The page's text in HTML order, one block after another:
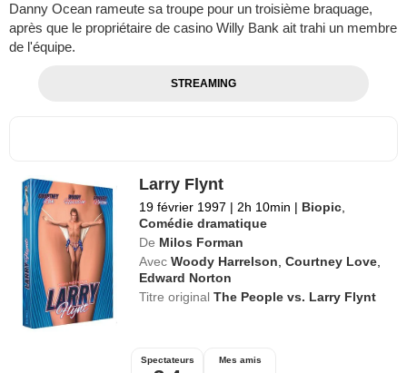
Danny Ocean rameute sa troupe pour un troisième braquage,
après que le propriétaire de casino Willy Bank ait trahi un membre
de l'équipe.
STREAMING
Larry Flynt
19 février 1997 | 2h 10min | Biopic
Comédie dramatique
De Milos Forman
Avec Woody Harrelson ,Courtney Love
Edward Norton
Titre originalThe People vs. Larry Flynt
Spectateurs Mes amis